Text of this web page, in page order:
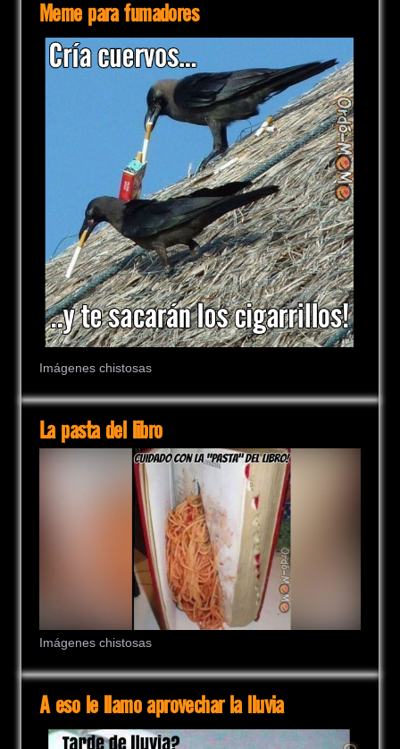
Meme para fumadores
Imágenes chistosas
La pasta del libro
Imágenes chistosas
A eso le llamo aprovechar la lluvia